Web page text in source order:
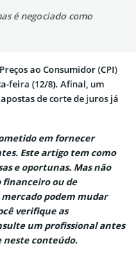
é negociado como
ao Consumidor (CPI)
feira (12/8). Afinal, um
de corte de juros já
em fornecer
Este artigo tem como
e oportunas. Mas não
financeiro ou de
podem mudar
verifique as
um profissional antes
neste conteúdo.